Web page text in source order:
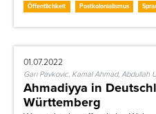
Öffentlichkeit
Postkolonialismus
01.07.2022
Gari Pavkovic, Kamal Ahmad, Abdullah
Ahmadiyya in
Württemberg